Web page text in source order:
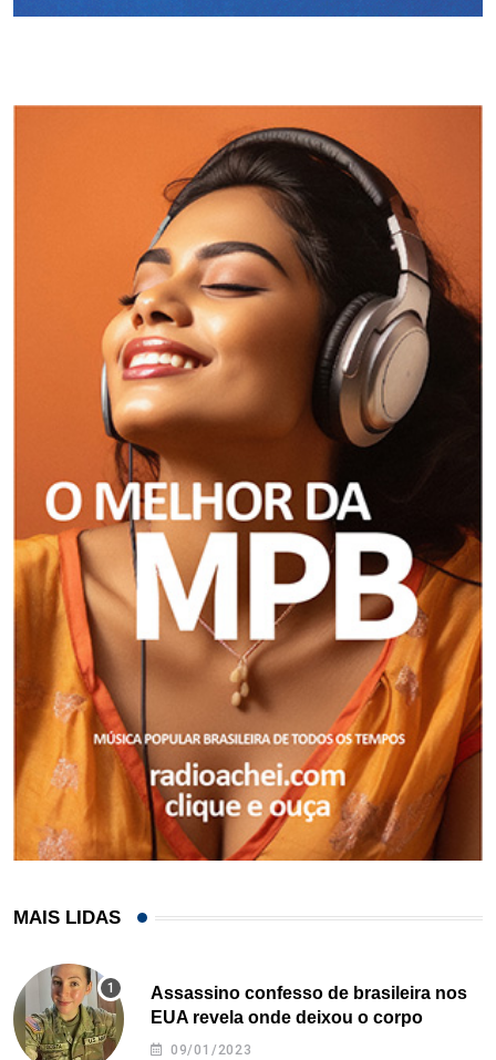
MAIS LIDAS
Assassino confesso de brasileira nos
EUA revela onde deixou o corpo
09/01/2023